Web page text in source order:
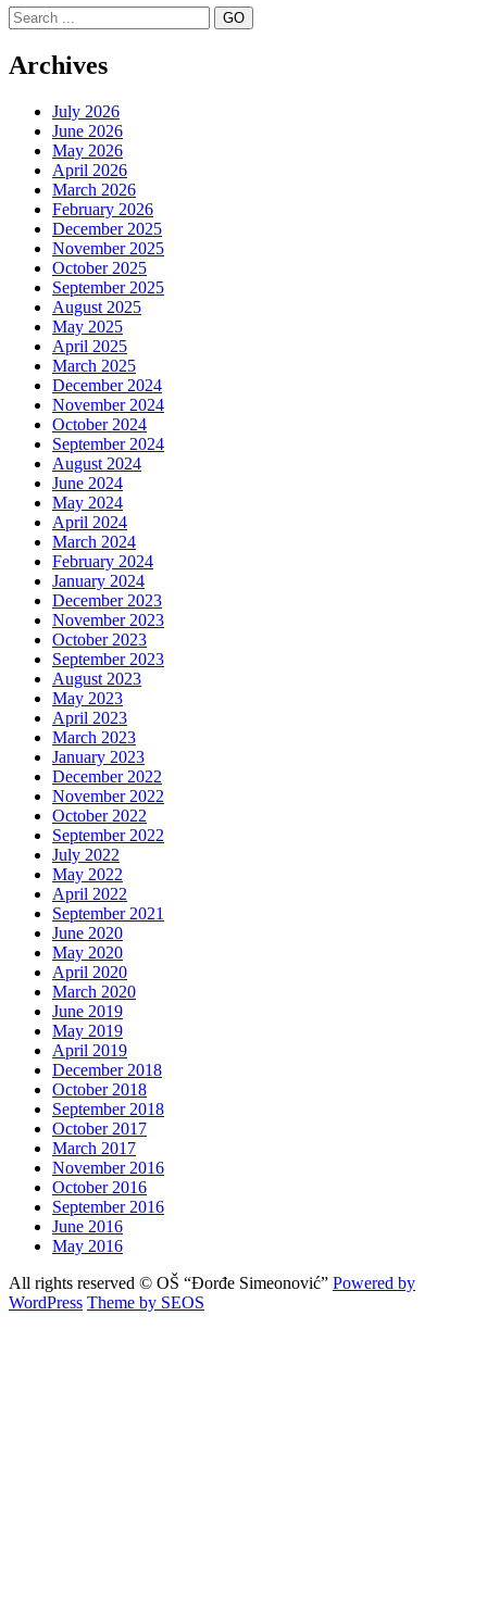
Search
Archives
July 2026
June 2026
May 2026
April 2026
March 2026
February 2026
December 2025
November 2025
October 2025
September 2025
August 2025
May 2025
April 2025
March 2025
December 2024
November 2024
October 2024
September 2024
August 2024
June 2024
May 2024
April 2024
March 2024
February 2024
January 2024
December 2023
November 2023
October 2023
September 2023
August 2023
May 2023
April 2023
March 2023
January 2023
December 2022
November 2022
October 2022
September 2022
July 2022
May 2022
April 2022
September 2021
June 2020
May 2020
April 2020
March 2020
June 2019
May 2019
April 2019
December 2018
October 2018
September 2018
October 2017
March 2017
November 2016
October 2016
September 2016
June 2016
May 2016
All rights reserved © OŠ “Đorđe Simeonović” Powered by
WordPress Theme by SEOS